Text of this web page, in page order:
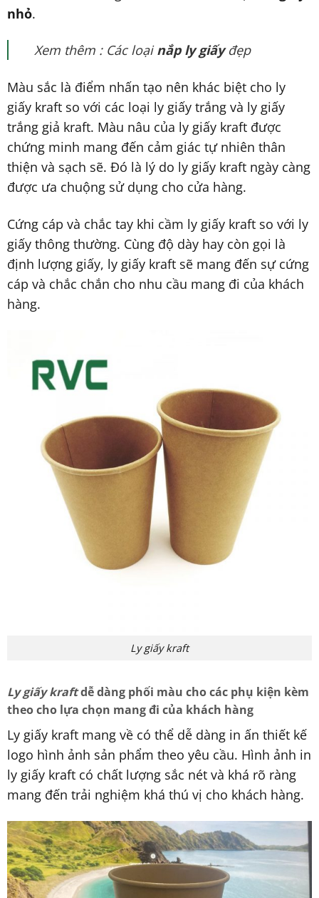
nhỏ.
Xem thêm : Các loạinắp ly giấyđẹp
Màu sắc là điểm nhấn tạo nên khác biệt cho ly
giấy kraft so với các loại ly giấy trắng và ly giấy
trắng giả kraft. Màu nâu của ly giấy kraft được
chứng minh mang đến cảm giác tự nhiên thân
thiện và sạch sẽ. Đó là lý do ly giấy kraft ngày càng
được ưa chuộng sử dụng cho cửa hàng.
Cứng cáp và chắc tay khi cầm ly giấy kraft so với ly
giấy thông thường. Cùng độ dày hay còn gọi là
định lượng giấy, ly giấy kraft sẽ mang đến sự cứng
cáp và chắc chắn cho nhu cầu mang đi của khách
hàng.
Ly giấy kraft
Ly giấy kraftdễ dàng phối màu cho các phụ kiện kèm
theo cho lựa chọn mang đi của khách hàng
Ly giấy kraft mang về có thể dễ dàng in ấn thiết kế
logo hình ảnh sản phẩm theo yêu cầu. Hình ảnh in
ly giấy kraft có chất lượng sắc nét và khá rõ ràng
mang đến trải nghiệm khá thú vị cho khách hàng.